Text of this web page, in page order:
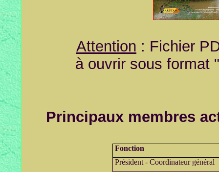
Attention : Fichier
à ouvrir sous format
Principaux membres
Fonction
Président - Coordinateur général